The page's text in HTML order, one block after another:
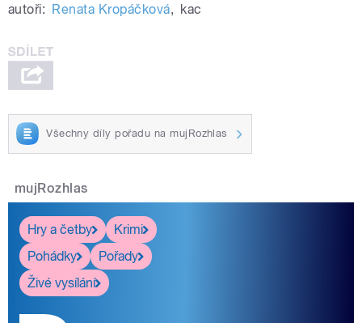
autoři: Renata Kropáčková, kac
Všechny díly pořadu na mujRozhlas
mujRozhlas
Hry a četby
Krimi
Pohádky
Pořady
Živé vysílání